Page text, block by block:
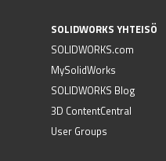
SOLIDWORKS YHTEISÖ
SOLIDWORKS.com
MySolidWorks
SOLIDWORKS Blog
3D ContentCentral
User Groups